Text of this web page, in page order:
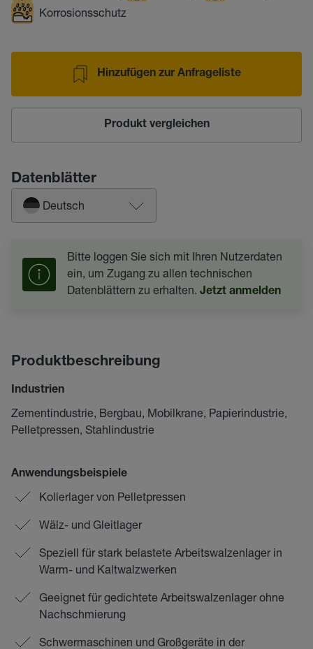
Korrosionsschutz
Hinzufügen zur Anfrageliste
Produkt vergleichen
Datenblätter
Deutsch
Bitte loggen Sie sich mit Ihren Nutzerdaten
ein, um Zugang zu allen technischen
Datenblättern zu erhalten. Jetzt anmelden
Produktbeschreibung
Industrien
Zementindustrie, Bergbau, Mobilkrane, Papierindustrie,
Pelletpressen, Stahlindustrie
Anwendungsbeispiele
Kollerlager von Pelletpressen
Wälz- und Gleitlager
Speziell für stark belastete Arbeitswalzenlager in
Warm- und Kaltwalzwerken
Geeignet für gedichtete Arbeitswalzenlager ohne
Nachschmierung
Schwermaschinen und Großgeräte in der